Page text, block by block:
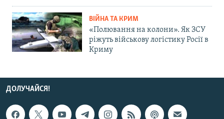
ВІЙНА ТА КРИМ
«Полювання на колони». Як ЗСУ
ріжуть військову логістику Росії в
Криму
ДОЛУЧАЙСЯ!